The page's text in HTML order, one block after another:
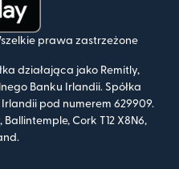
prawa zastrzeżone
działająca jako Remitly,
Banku Irlandii. Spółka
pod numerem 629909.
Cork T12 X8N6,